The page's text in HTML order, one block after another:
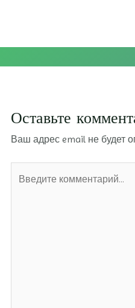
Оставьте
Ваш адрес email не будет
комментарий...